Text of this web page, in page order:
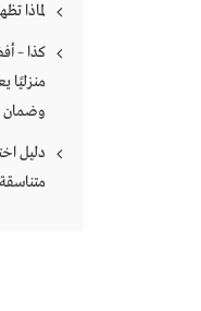
لماذا
كذا –
وضمان
دليل
متناسقة